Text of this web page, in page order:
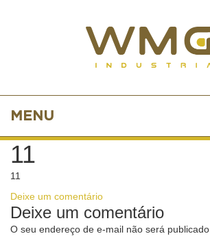
MENU
11
11
Deixe um comentário
Deixe um comentário
O seu endereço de e-mail não será publicado.